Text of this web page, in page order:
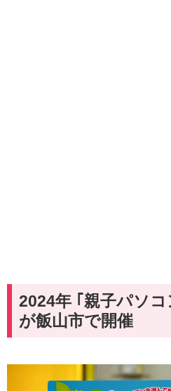
2024年 ｢親子パソ
が飯山市で開催